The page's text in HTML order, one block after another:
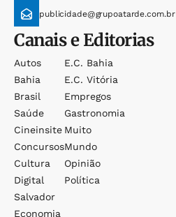
publicidade@grupoatarde.com.br
Canais e Editorias
Autos
Bahia
Brasil
Saúde
Cineinsite
Concursos
Cultura
Digital
Salvador
Economia
E.c. Bahia
E.c. Vitória
Empregos
Gastronomia
Muito
Mundo
Opinião
Política